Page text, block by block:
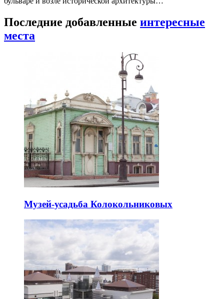
Последние добавленные интересные
места
Музей-усадьба Колокольниковых